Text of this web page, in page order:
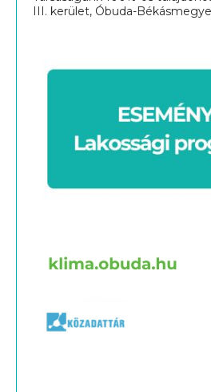
III. kerület, Óbuda-